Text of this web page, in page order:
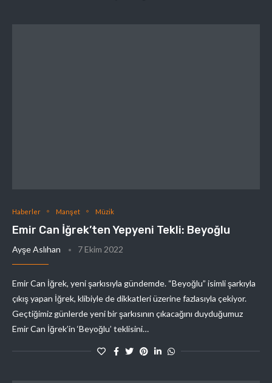
Haberler Manşet Müzik
Emir Can İğrek’ten Yepyeni Tekli: Beyoğlu
Ayşe Aslıhan 7 Ekim 2022
Emir Can İğrek, yeni şarkısıyla gündemde. “Beyoğlu” isimli şarkıyla
çıkış yapan İğrek, klibiyle de dikkatleri üzerine fazlasıyla çekiyor.
Geçtiğimiz günlerde yeni bir şarkısının çıkacağını duyduğumuz
Emir Can İğrek’in ‘Beyoğlu’ teklisini…